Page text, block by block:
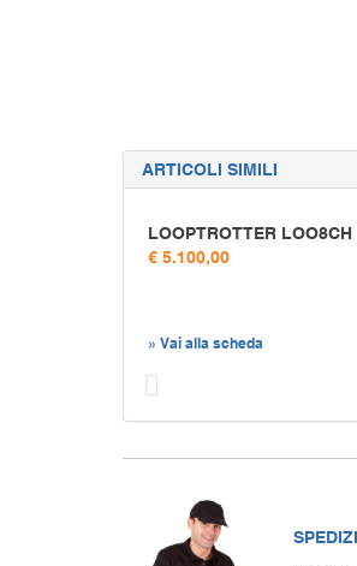
ARTICOLI SIMILI
LOOPTROTTER
€ 5.100,00
» Vai alla scheda